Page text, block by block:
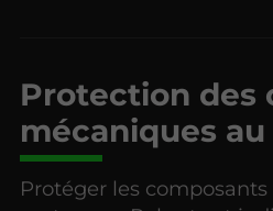
Protection des
mécaniques
Protéger les